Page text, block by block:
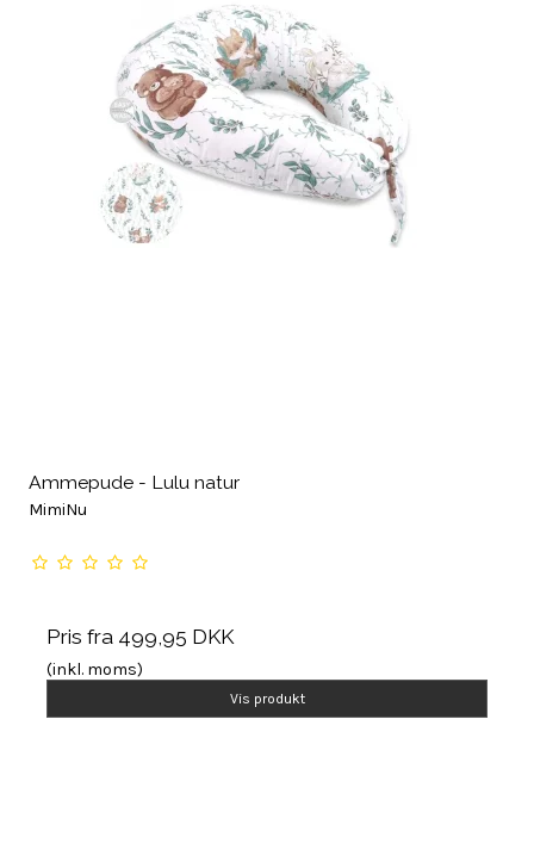
Ammepude - Lulu natur
MimiNu
Pris fra 499,95 DKK
(inkl. moms)
Vis produkt